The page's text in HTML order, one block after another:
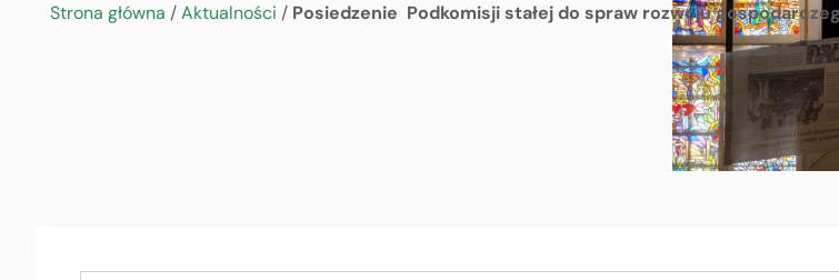
Strona główna /Aktualności / Posiedzenie Podkomisji stałej do spraw rozwoju